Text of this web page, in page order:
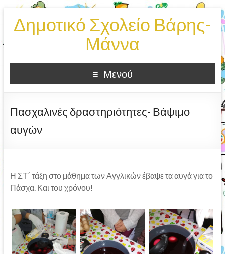
Δημοτικό Σχολείο Βάρης-
Μάννα
Μενού
Πασχαλινές δραστηριότητες- Βάψιμο
αυγών
Η ΣΤ΄ τάξη στο μάθημα των Αγγλικών έβαψε τα αυγά για το
Πάσχα. Και του χρόνου!